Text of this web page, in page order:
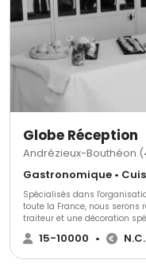
auprès des artisans et producteurs de
la tradition française et les
moindres exigences de votre événement.
d’exception et laissez-nous
goût, élégance et émotion
Globe Réception
Andrézieux-Bouthéon
Spécialisés dans
toute la France, nous serons
traiteur et une décoration
thème. Nous mettons tout en œuvre pour accorder la décoration à votre
événement et créer une
15-10000 • N.C.